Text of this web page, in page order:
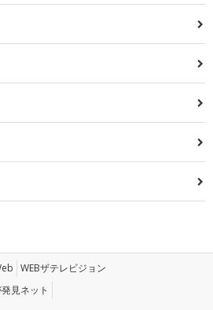
WEBザテレビジョン
見ネット